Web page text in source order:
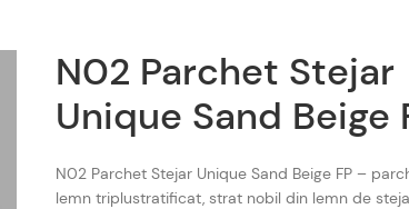
N02 Parchet Stejar
Unique Sand Beige
N02 Parchet Stejar Unique Sand Beige FP –
lemn triplustratificat, strat nobil din lemn de